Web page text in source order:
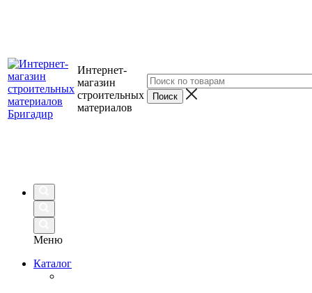
Интернет-
магазин
строительных
материалов
Меню
Каталог